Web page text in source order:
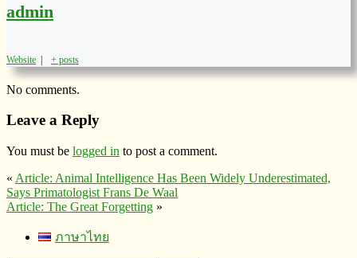
admin
Website | + posts
No comments.
Leave a Reply
You must be logged in to post a comment.
« Article: Animal Intelligence Has Been Widely Underestimated,
Says Primatologist Frans De Waal
Article: The Great Forgetting »
ภาษาไทย